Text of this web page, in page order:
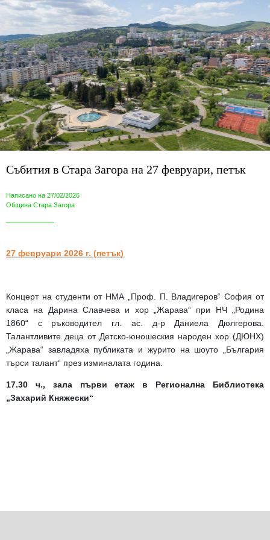
Събития в Стара Загора на 27 февруари, петък
Написано на 27/02/2026
Община Стара Загора
27 февруари 2026 г. (петък)
Концерт на студенти от НМА „Проф. П. Владигеров“ София от
класа на Дарина Славчева и хор „Жарава“ при НЧ „Родина
1860“ с ръководител гл. ас. д-р Даниела Дюлгерова.
Талантливите деца от Детско-юношеския народен хор (ДЮНХ)
„Жарава“ завладяха публиката и журито на шоуто „България
търси талант“ през изминалата година.
17.30 ч., зала първи етаж в Регионална Библиотека
„Захарий Княжески“